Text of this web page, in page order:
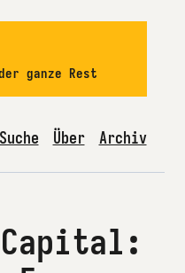
ganze Rest
Suche Über Archiv